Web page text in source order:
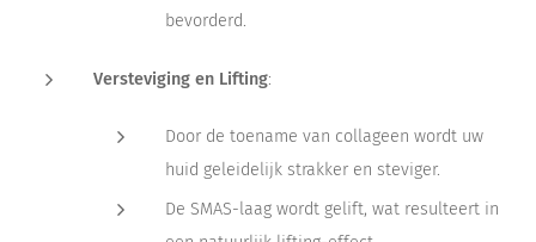
bevorderd.
Versteviging en Lifting:
Door de toename van collageen wordt uw
huid geleidelijk strakker en steviger.
De SMAS-laag wordt gelift, wat resulteert in